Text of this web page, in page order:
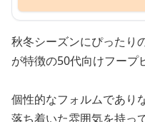
秋冬シーズンにぴったり
が特徴の50代向けフープ
個性的なフォルムであり
落ち着いた雰囲気を持っ